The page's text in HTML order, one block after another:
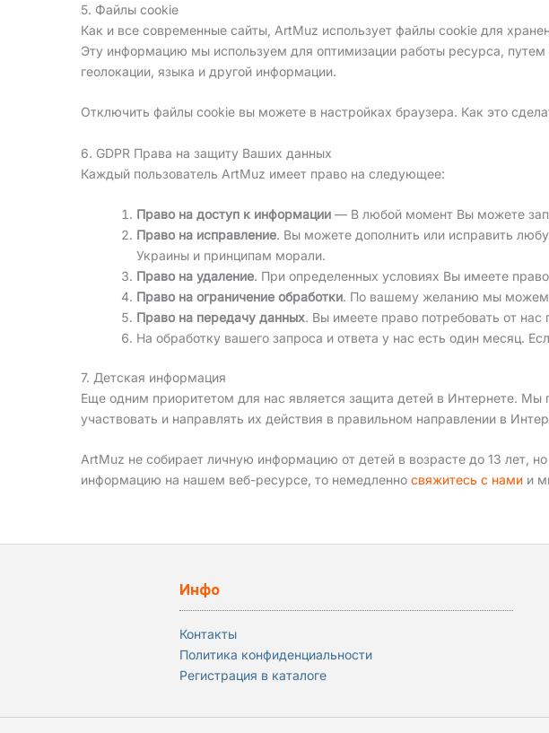
5. Файлы cookie
Как и все современные сайты, ArtMuz использует файлы cookie для
Эту информацию мы используем для оптимизации работы ресурса, путем
геолокации, языка и другой информации.
Отключить файлы cookie вы можете в настройках браузера. Как это
6. GDPR Права на защиту Ваших данных
Каждый пользователь ArtMuz имеет право на следующее:
Право на доступ к информации — В любой момент Вы можете
Право на исправление. Вы можете дополнить или исправить
Украины и принципам морали.
Право на удаление. При определенных условиях Вы имеете
Право на ограничение обработки. По вашему желанию мы можем
Право на передачу данных. Вы имеете право потребовать от
На обработку вашего запроса и ответа у нас есть один месяц.
7. Детская информация
Еще одним приоритетом для нас является защита детей в Интернете. Мы
участвовать и направлять их действия в правильном направлении в
ArtMuz не собирает личную информацию от детей в возрасте до 13 лет,
информацию на нашем веб-ресурсе, то немедленно свяжитесь с нами и
Инфо
Контакты
Политика конфиденциальности
Регистрация в каталоге